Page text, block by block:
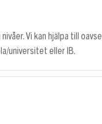
Vi kan hjälpa till
universitet eller IB.